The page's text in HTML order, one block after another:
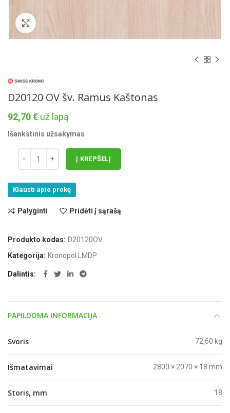
Norėdami padidinti spauskite čia
D20120 OV šv. Ramus Kaštonas
92,70€ už lapą
Išankstinis užsakymas
Į KREPŠELĮ
Klausti apie prekę
Palyginti Pridėti į sąrašą
Produkto kodas: D20120OV
Kategorija: Kronopol LMDP
Dalintis
PAPILDOMA INFORMACIJA
Svoris 72,60 kg
Išmatavimai 2800 × 2070 × 18 mm
Storis, mm 18